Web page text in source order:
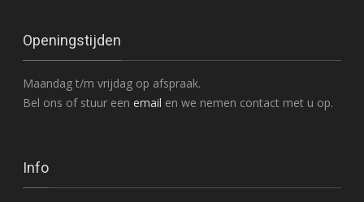
Openingstijden
Maandag t/m vrijdag op afspraak.
Bel ons of stuur een email en we nemen contact met u op.
Info